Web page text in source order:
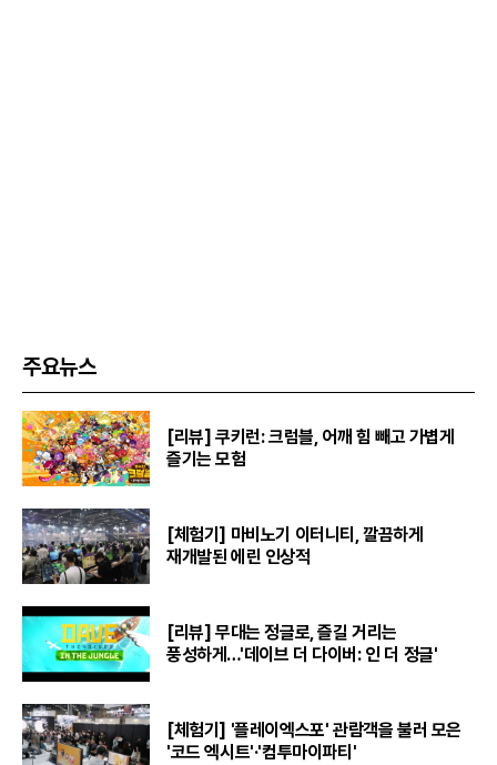
주요뉴스
[리뷰] 쿠키런: 크럼블, 어깨 힘 빼고 가볍게
즐기는 모험
[체험기] 마비노기 이터니티, 깔끔하게
재개발된 에린 인상적
[리뷰] 무대는 정글로, 즐길 거리는
풍성하게…'데이브 더 다이버: 인 더 정글'
[체험기] '플레이엑스포' 관람객을 불러 모은
'코드 엑시트'·'컴투마이파티'